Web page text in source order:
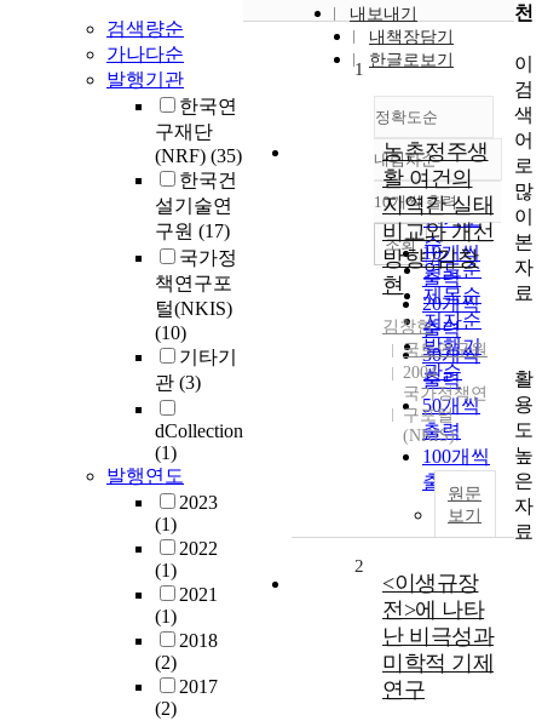
검색량순
가나다순
발행기관
한국연
구재단
(NRF) (35)
한국건
설기술연
구원 (17)
국가정
책연구포
털(NKIS)
(10)
기타기
관 (3)
dCollection
(1)
발행연도
2023
(1)
2022
(1)
2021
(1)
2018
(2)
2017
(2)
내보내기
내책장담기
한글로보기
정확도순
정확도
순
인기도
순
연도순
제목순
저자순
발행기
관순
내림차순
내림차순
10개씩 출력
10개씩
출력
20개씩
출력
30개씩
출력
50개씩
출력
100개씩
출력
조회
1
농촌정주생
활 여건의
지역간 실태
비교와 개선
방향 /김창
현
김창현
국토연구원
2004
국가정책연
구포털
(NKIS)
원문
보기
2
<이생규장
전>에 나타
난 비극성과
미학적 기제
연구
천
이
검
색
어
로
많
이
본
자
료
활
용
도
높
은
자
료